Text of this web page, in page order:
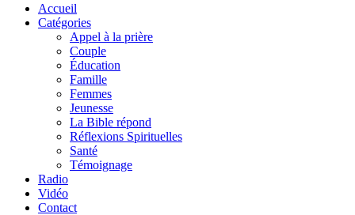
Accueil
Catégories
Appel à la prière
Couple
Éducation
Famille
Femmes
Jeunesse
La Bible répond
Réflexions Spirituelles
Santé
Témoignage
Radio
Vidéo
Contact